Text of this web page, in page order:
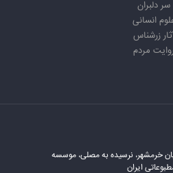
سر دلبران
انسانی
زرشناس
مردم
خرمشهر، نرسیده به مصلی، موسسه
ایران